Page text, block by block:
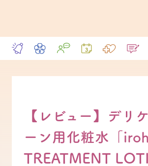
【レビュー】デリ
ーン用化粧水「
TREATMENT